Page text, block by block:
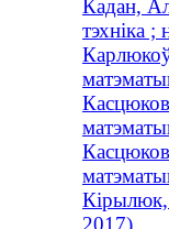
Кадан,
тэхніка ;
Кірылюк,